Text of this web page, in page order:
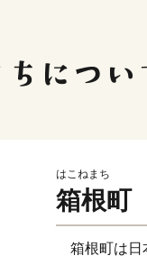
はこねまち
箱根町
箱根町は日